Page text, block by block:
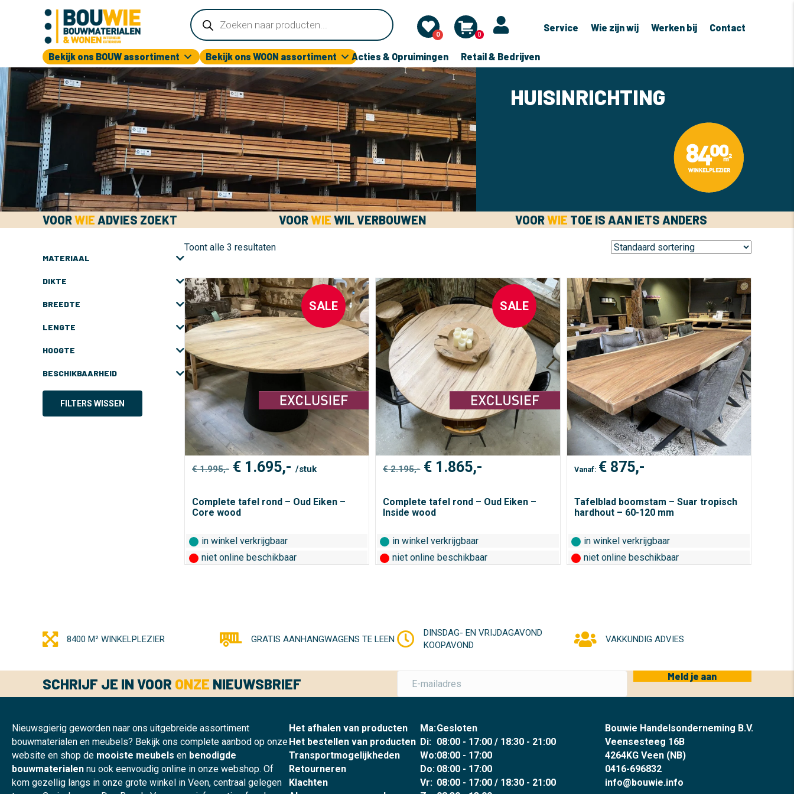
Producten
zoeken
0 0
Service Wie zijn wij Werken bij Contact
Bekijk ons BOUW assortiment Bekijk ons WOON assortiment Acties & Opruimingen Retail & Bedrijven
HUISINRICHTING
VOORWIE ADVIES ZOEKT VOORWIE WIL VERBOUWEN VOORWIE TOE IS AAN IETS ANDERS
MATERIAAL
DIKTE
BREEDTE
LENGTE
HOOGTE
BESCHIKBAARHEID
FILTERS WISSEN
Toont alle 3 resultaten
SALE
€1.995,- Oorspronkelijke
€ 1.995,-.
€ 1.695,- Huidige
prijs
€ 1.695,-.
/stuk
Complete tafel rond – Oud Eiken –
Core wood
in winkel verkrijgbaar
niet online beschikbaar
SALE
€2.195,- Oorspronkelijke
€ 2.195,-.
€ 1.865,-
€ 1.865,-.
Complete tafel rond – Oud Eiken –
Inside wood
in winkel verkrijgbaar
niet online beschikbaar
Vanaf: €875,-
Tafelblad boomstam – Suar tropisch
hardhout – 60-120 mm
in winkel verkrijgbaar
niet online beschikbaar
8400 M² WINKELPLEZIER GRATIS AANHANGWAGENS TE LEEN
DINSDAG- EN VRIJDAGAVOND
KOOPAVOND
VAKKUNDIG ADVIES
SCHRIJF JE IN VOOR ONZE NIEUWSBRIEF Meld je aan
Nieuwsgierig geworden naar ons uitgebreide assortiment
bouwmaterialen en meubels? Bekijk ons complete aanbod op onze
website en shop de mooiste meubels en benodigde
bouwmaterialen nu ook eenvoudig online in onze webshop. Of
kom gezellig langs in onze grote winkel in Veen, centraal gelegen
Het afhalen van producten
Het bestellen van producten
Transportmogelijkheden
Retourneren
Klachten
Ma:Gesloten
Di: 08:00 - 17:00 / 18:30 - 21:00
Wo:08:00 - 17:00
Do: 08:00 - 17:00
Vr: 08:00 - 17:00 / 18:30 - 21:00
Bouwie Handelsonderneming B.V.
Veensesteeg 16B
4264KG Veen (NB)
0416-696832
info@bouwie.info